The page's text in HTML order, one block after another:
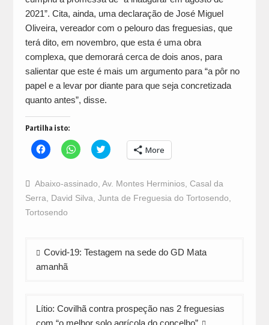
2021”. Cita, ainda, uma declaração de José Miguel
Oliveira, vereador com o pelouro das freguesias, que
terá dito, em novembro, que esta é uma obra
complexa, que demorará cerca de dois anos, para
salientar que este é mais um argumento para “a pôr no
papel e a levar por diante para que seja concretizada
quanto antes”, disse.
Partilha isto:
Click
to
Facebook
(Opens
in
new
window)
Click
to
WhatsApp
(Opens
in
new
Click
to
Twitter
(Opens
in
new
More
Abaixo-assinado Av. Montes Herminios, Casal da
Serra
David Silva Junta de Freguesia do Tortosendo
Tortosendo
Navegação
de
Covid-19: Testagem na sede do GD Mata
amanhã
Lítio: Covilhã contra prospeção nas 2 freguesias
com “o melhor solo agrícola do concelho”